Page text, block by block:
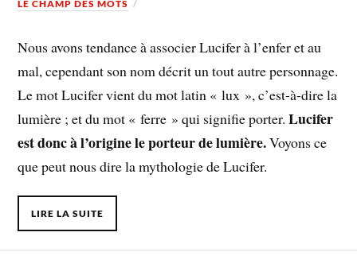
LE CHAMP DES MOTS
Nous avons tendance à associer Lucifer à l’enfer et au
mal, cependant son nom décrit un tout autre personnage.
Le mot Lucifer vient du mot latin « lux », c’est-à-dire la
lumière ; et du mot « ferre » qui signifie porter. Lucifer
est donc à l’origine le porteur de lumière.Voyons ce
que peut nous dire la mythologie de Lucifer.
LIRE LA SUITE